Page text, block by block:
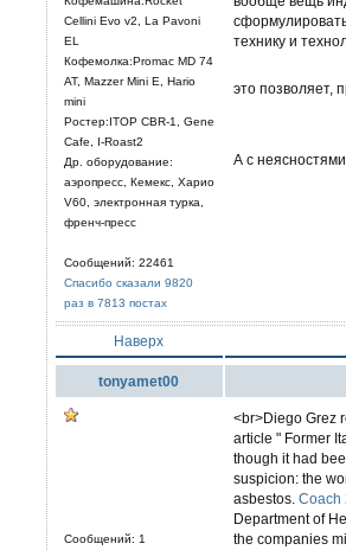
Cellini Evo v2, La Pavoni
EL
Кофемолка:Promac MD 74
AT, Mazzer Mini E, Hario
mini
Ростер:ITOP CBR-1, Gene
Cafe, I-Roast2
Др. оборудование:
аэропресс, Кемекс, Харио
V60, электронная турка,
френч-пресс
Сообщений: 22461
Спасибо сказали 9820
раз в 7813 постах
технику и
это позволяет,
А с
Наверх
tonyamet00
Сообщений: 1
<br>Diego Grez
article " Former
though it had
suspicion: the
asbestos. Coach
Department of
the companies